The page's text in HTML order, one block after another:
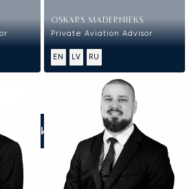
OSKARS MADERNIEKS
Private Aviation Advisor
EN LV RU
НАМ